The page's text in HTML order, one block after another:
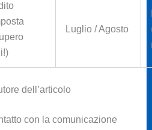
Luglio / Agosto
dell’articolo
con la comunicazione